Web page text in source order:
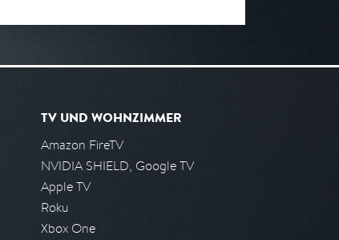
TV UND WOHNZIMMER
Amazon FireTV
NVIDIA SHIELD, Google TV
Apple TV
Roku
Xbox One